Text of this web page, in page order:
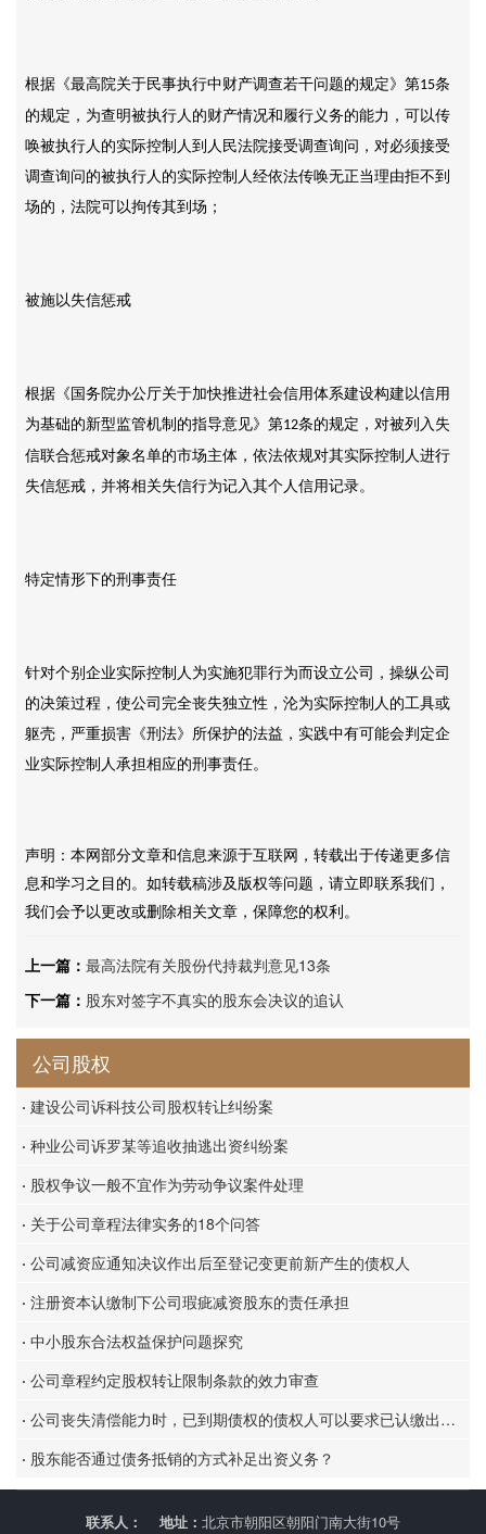
根据《最高院关于民事执行中财产调查若干问题的规定》第15条
的规定，为查明被执行人的财产情况和履行义务的能力，可以传
唤被执行人的实际控制人到人民法院接受调查询问，对必须接受
调查询问的被执行人的实际控制人经依法传唤无正当理由拒不到
场的，法院可以拘传其到场；
被施以失信惩戒
根据《国务院办公厅关于加快推进社会信用体系建设构建以信用
为基础的新型监管机制的指导意见》第12条的规定，对被列入失
信联合惩戒对象名单的市场主体，依法依规对其实际控制人进行
失信惩戒，并将相关失信行为记入其个人信用记录。
特定情形下的刑事责任
针对个别企业实际控制人为实施犯罪行为而设立公司，操纵公司
的决策过程，使公司完全丧失独立性，沦为实际控制人的工具或
躯壳，严重损害《刑法》所保护的法益，实践中有可能会判定企
业实际控制人承担相应的刑事责任。
声明：本网部分文章和信息来源于互联网，转载出于传递更多信
息和学习之目的。如转载稿涉及版权等问题，请立即联系我们，
我们会予以更改或删除相关文章，保障您的权利。
上一篇：最高法院有关股份代持裁判意见13条
下一篇： 股东对签字不真实的股东会决议的追认
公司股权
· 建设公司诉科技公司股权转让纠纷案
· 种业公司诉罗某等追收抽逃出资纠纷案
· 股权争议一般不宜作为劳动争议案件处理
· 关于公司章程法律实务的18个问答
· 公司减资应通知决议作出后至登记变更前新产生的债权人
· 注册资本认缴制下公司瑕疵减资股东的责任承担
· 中小股东合法权益保护问题探究
· 公司章程约定股权转让限制条款的效力审查
· 公司丧失清偿能力时，已到期债权的债权人可以要求已认缴出资但未届缴资期限的股东提前缴纳出资
· 股东能否通过债务抵销的方式补足出资义务？
联系人： 地址： 北京市朝阳区朝阳门南大街10号